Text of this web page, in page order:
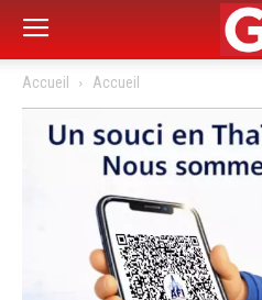
Accueil Accueil